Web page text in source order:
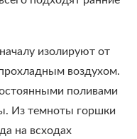
изолируют от
воздухом.
поливами
Из темноты горшки
на всходах